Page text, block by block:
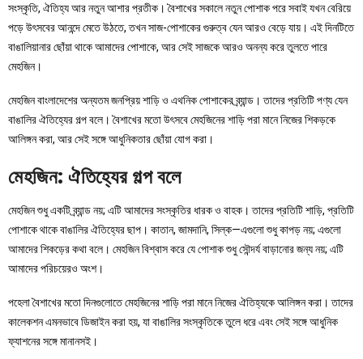
সংস্কৃতি, ঐতিহ্য আর নতুন আশার প্রতীক। বৈশাখের সকালে নতুন পোশাক পরে সবাই যখন বেরিয়ে
পড়ে উৎসবের আনন্দে মেতে উঠতে, তখন সাজ-পোশাকের গুরুত্ব যেন আরও বেড়ে যায়। এই দিনটিতে
বাঙালিয়ানার ছোঁয়া থাকে আমাদের পোশাকে, আর সেই সাজকে আরও অনন্য করে তুলতে পারে
মেহজিন।
মেহজিন বাংলাদেশের অন্যতম জনপ্রিয় শাড়ি ও এথনিক পোশাকের ব্র্যান্ড। তাদের প্রতিটি পণ্য যেন
বাঙালির ঐতিহ্যের গল্প বলে। বৈশাখের মতো উৎসবে মেহজিনের শাড়ি পরা মানে নিজের শিকড়কে
আলিঙ্গন করা, আর সেই সঙ্গে আধুনিকতার ছোঁয়া যোগ করা।
মেহজিন: ঐতিহ্যের গল্প বলে
মেহজিন শুধু একটি ব্র্যান্ড নয়; এটি আমাদের সংস্কৃতির ধারক ও বাহক। তাদের প্রতিটি শাড়ি, প্রতিটি
পোশাকে থাকে বাঙালির ঐতিহ্যের ছাপ। কাতান, জামদানি, সিল্ক—এগুলো শুধু কাপড় নয়; এগুলো
আমাদের শিকড়ের কথা বলে। মেহজিন বিশ্বাস করে যে পোশাক শুধু সৌন্দর্য বাড়ানোর জন্য নয়; এটি
আমাদের পরিচয়েরও অংশ।
পহেলা বৈশাখের মতো দিনগুলোতে মেহজিনের শাড়ি পরা মানে নিজের ঐতিহ্যকে আলিঙ্গন করা। তাদের
কালেকশন এমনভাবে ডিজাইন করা হয়, যা বাঙালির সংস্কৃতিকে তুলে ধরে এবং সেই সঙ্গে আধুনিক
ফ্যাশনের সঙ্গে মানানসই।